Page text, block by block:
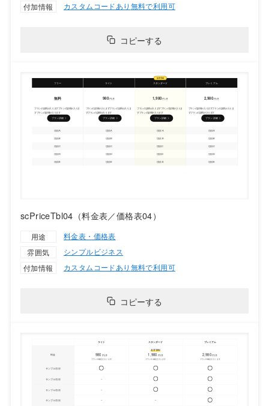
付加情報
カスタムコードあり 無料で利用可
コピーする
scPriceTbl04（料金表／価格表04）
用途
料金表・価格表
雰囲気
シンプルビジネス
付加情報
カスタムコードあり 無料で利用可
コピーする